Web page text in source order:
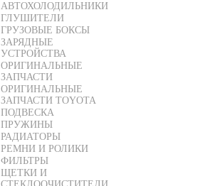
АВТОХОЛОДИЛЬНИКИ
ГЛУШИТЕЛИ
ГРУЗОВЫЕ БОКСЫ
ЗАРЯДНЫЕ
УСТРОЙСТВА
ОРИГИНАЛЬНЫЕ
ЗАПЧАСТИ
ОРИГИНАЛЬНЫЕ
ЗАПЧАСТИ TOYOTA
ПОДВЕСКА
ПРУЖИНЫ
РАДИАТОРЫ
РЕМНИ И РОЛИКИ
ФИЛЬТРЫ
ЩЕТКИ И